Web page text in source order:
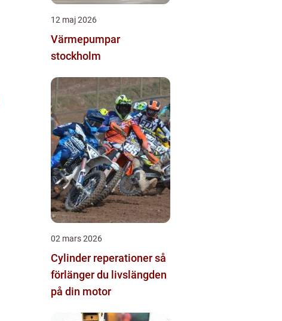
12 maj 2026
Värmepumpar
stockholm
02 mars 2026
Cylinder reperationer så
förlänger du livslängden
på din motor